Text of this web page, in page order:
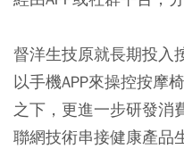
督洋生技原就長期投入
以手機APP來操控按摩
之下，更進一步研發消
聯網技術串接健康產品